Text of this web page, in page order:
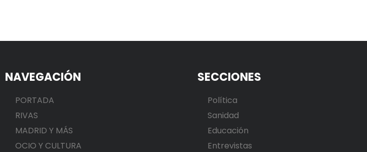
NAVEGACIÓN
PORTADA
RIVAS
MADRID Y MÁS
OCIO Y CULTURA
SECCIONES
Política
Sanidad
Educación
Entrevistas